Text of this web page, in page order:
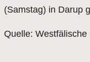
(Samstag) in Darup
Quelle: